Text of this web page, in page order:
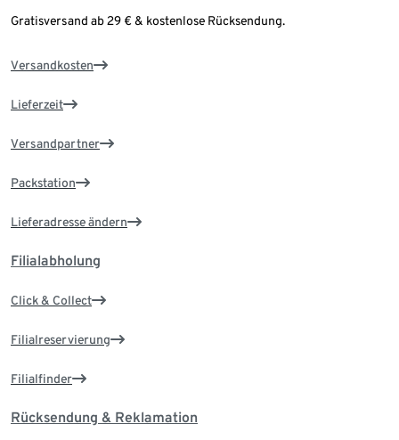
Gratisversand ab 29 € & kostenlose Rücksendung.
Versandkosten
Lieferzeit
Versandpartner
Packstation
Lieferadresse ändern
Filialabholung
Click & Collect
Filialreservierung
Filialfinder
Rücksendung & Reklamation